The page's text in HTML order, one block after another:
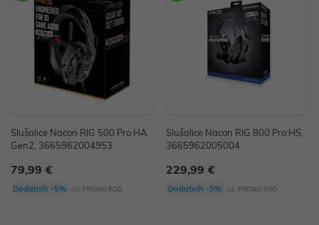
Slušalice Nacon RIG 500 Pro HA
Gen2, 3665962004953
79,99 €
Dodatnih -5% uz PROMO KOD
Slušalice Nacon RIG 800 Pro HS,
3665962005004
229,99 €
Dodatnih -5% uz PROMO KOD